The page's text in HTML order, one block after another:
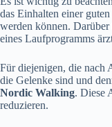
das Einhalten einer
werden können. Darüber
eines Laufprogramms
Für diejenigen, die nach
die Gelenke sind und
Nordic Walking. Diese
reduzieren.